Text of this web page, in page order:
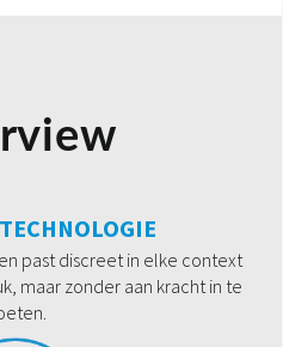
past discreet in elke context
maar zonder aan kracht in te